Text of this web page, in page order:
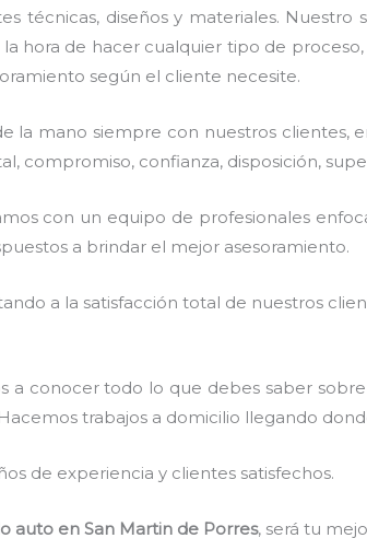
técnicas, diseños y materiales. Nuestro
hora de hacer cualquier tipo de
según el cliente necesite.
la mano siempre con nuestros clientes,
compromiso, confianza, disposición,
con un equipo de profesionales
a brindar el mejor asesoramiento.
a la satisfacción total de nuestros
a conocer todo lo que debes saber sobre
trabajos a domicilio llegando
de experiencia y clientes satisfechos.
auto en San Martin de Porres, será tu